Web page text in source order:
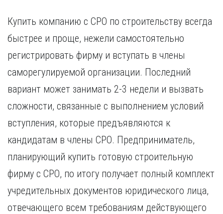
Купить компанию с СРО по строительству всегда
быстрее и проще, нежели самостоятельно
регистрировать фирму и вступать в члены
саморегулируемой организации. Последний
вариант может занимать 2-3 недели и вызвать
сложности, связанные с выполнением условий
вступления, которые предъявляются к
кандидатам в члены СРО. Предприниматель,
планирующий купить готовую строительную
фирму с СРО, по итогу получает полный комплект
учредительных документов юридического лица,
отвечающего всем требованиям действующего